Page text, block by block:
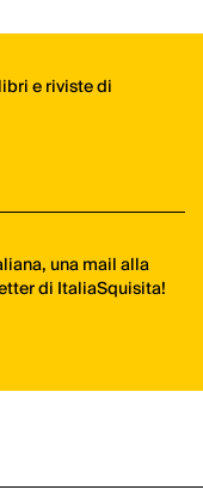
e riviste di
una mail alla
di ItaliaSquisita!